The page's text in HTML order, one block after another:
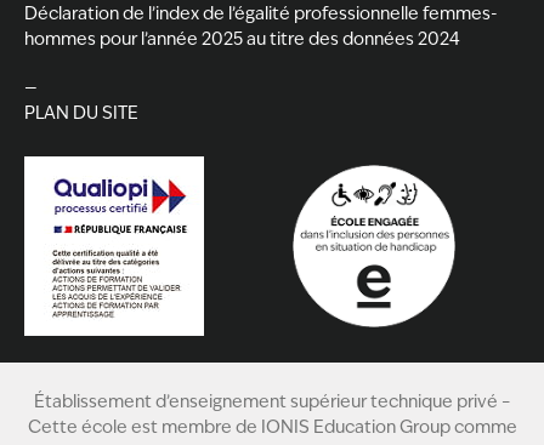
Déclaration de l’index de l’égalité professionnelle femmes-
hommes pour l’année 2025 au titre des données 2024
—
PLAN DU SITE
Établissement d’enseignement supérieur technique privé –
Cette école est membre de IONIS Education Groupcomme